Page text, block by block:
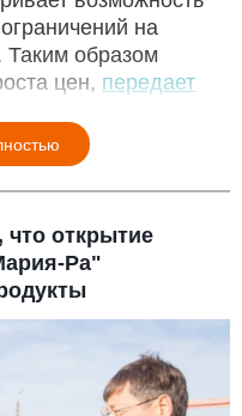
на
Таким образом
цен, передает
что открытие
Ра"